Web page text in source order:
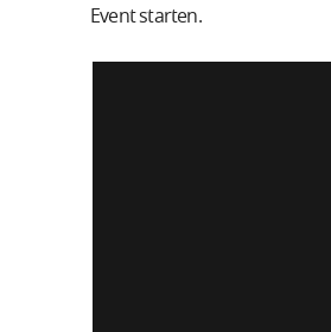
Event starten.